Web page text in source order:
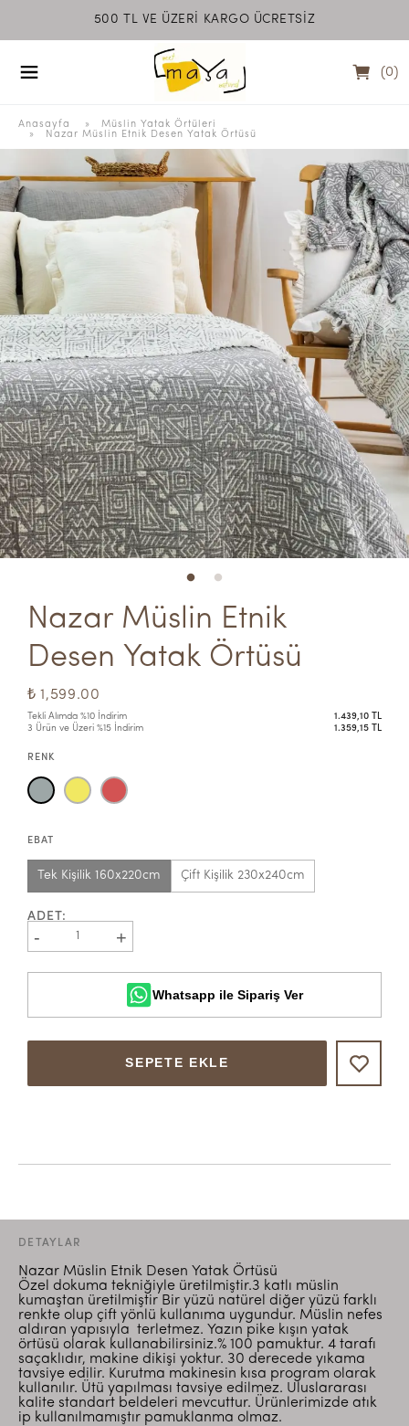
500 TL VE ÜZERİ KARGO ÜCRETSİZ
MEET MAYA
(0)
Anasayfa » Müslin Yatak Örtüleri
»
Nazar Müslin Etnik Desen Yatak Örtüsü
Nazar Müslin Etnik
Desen Yatak Örtüsü
₺ 1,599.00
Tekli Alımda %10 İndirim
1.439,10 TL
3 Ürün ve Üzeri %15 İndirim
1.359,15 TL
RENK
EBAT
Tek Kişilik 160x220cm Çift Kişilik 230x240cm
ADET:
- 1 +
Whatsapp ile Sipariş Ver
SEPETE EKLE
DETAYLAR
Nazar Müslin Etnik Desen Yatak Örtüsü
Özel dokuma tekniğiyle üretilmiştir.3 katlı müslin
kumaştan üretilmiştir Bir yüzü natürel diğer yüzü farklı
renkte olup çift yönlü kullanıma uygundur. Müslin nefes
aldıran yapısıyla terletmez. Yazın pike kışın yatak
örtüsü olarak kullanabilirsiniz.% 100 pamuktur. 4 tarafı
saçaklıdır, makine dikişi yoktur. 30 derecede yıkama
tavsiye edilir. Kurutma makinesin kısa program olarak
kullanılır. Ütü yapılması tavsiye edilmez. Uluslararası
kalite standart beldeleri mevcuttur. Ürünlerimizde atık
ip kullanılmamıştır pamuklanma olmaz.